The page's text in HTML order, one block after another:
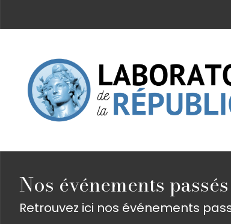
Nos événements passés
Retrouvez ici nos événements